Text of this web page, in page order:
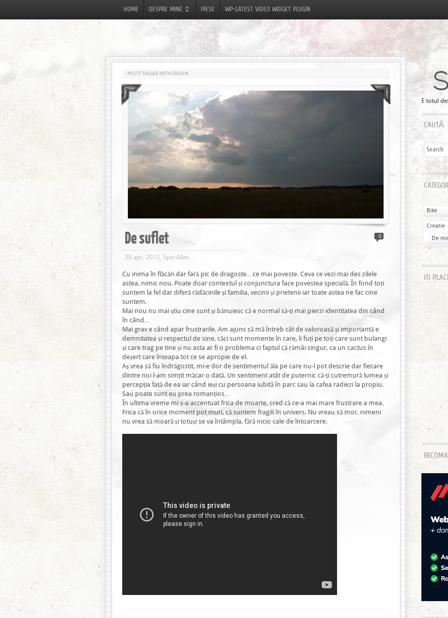
HOME DESPRE MINE PIESE WP-LATEST VIDEO WIDGET PLUGIN
POSTS TAGGED WITH SINGUR
0
De suflet
30 apr. 2012, SpeciMen
Cu inima în flăcări dar fară pic de dragoste… ce mai poveste. Ceva ce vezi mai des zilele
astea, nimic nou. Poate doar contextul și conjunctura face povestea specială. În fond toți
suntem la fel dar diferă rădăcinile și familia, vecinii și prietenii iar toate astea ne fac cine
suntem.
Mai nou nu mai știu cine sunt și bănuiesc că e normal să-ți mai pierzi identitatea din când
în când…
Mai grav e când apar frustrarile. Am ajuns să mă întreb cât de valoroasă și importantă e
demnitatea și respectul de sine, căci sunt momente în care, îi fuți pe toți care sunt bulangi
și care trag pe tine și nu asta ar fi o problema ci faptul că rămâi singur, ca un cactus în
deșert care înțeapa tot ce se apropie de el.
Aș vrea să fiu îndrăgostit, mi-e dor de sentimentul ăla pe care nu-l pot descrie dar fiecare
dintre noi l-am simțit măcar o dată. Un sentiment atât de puternic că-ți cutremură lumea și
percepția față de ea iar când ieși cu persoana iubită în parc sau la cafea radiezi la propiu.
Sau poate sunt eu prea romanțios…
În ultima vreme mi s-a accentuat frica de moarte, cred că ce-a mai mare frustrare a mea.
Frica că în orice moment pot muri, că suntem fragili în univers. Nu vreau să mor, nimeni
nu vrea să moară și totuși se va întâmpla, fără nicio cale de întoarcere.
E totul
CAUTĂ
CATEGORII
Bike
Creatie
De
ITI